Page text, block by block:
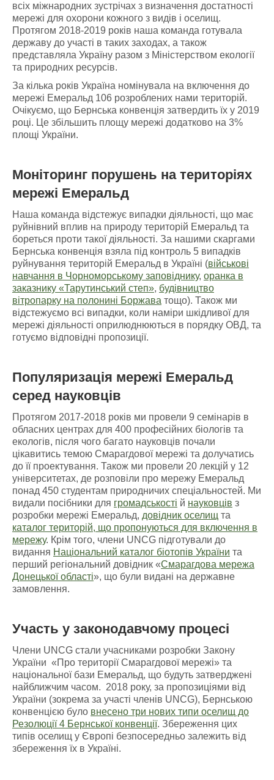
всіх міжнародних зустрічах з визначення достатності
мережі для охорони кожного з видів і оселищ.
Протягом 2018-2019 років наша команда готувала
державу до участі в таких заходах, а також
представляла Україну разом з Міністерством екології
та природних ресурсів.
За кілька років Україна номінувала на включення до
мережі Емеральд 106 розроблених нами територій.
Очікуємо, що Бернська конвенція затвердить їх у 2019
році. Це збільшить площу мережі додатково на 3%
площі України.
Моніторинг порушень натериторіях
мережі Емеральд
Наша команда відстежує випадки діяльності, що має
руйнівний вплив на природу територій Емеральд та
бореться проти такої діяльності. За нашими скаргами
Бернська конвенція взяла під контроль 5 випадків
руйнування територій Емеральд в Україні (військові
навчання в Чорноморському заповіднику, оранка в
заказнику «Тарутинський степ», будівництво
вітропарку на полонині Боржава тощо). Також ми
відстежуємо всі випадки, коли наміри шкідливої для
мережі діяльності оприлюднюються в порядку ОВД, та
готуємо відповідні пропозиції.
Популяризація мережі Емеральд
серед науковців
Протягом 2017-2018 років ми провели 9 семінарів в
обласних центрах для 400 професійних біологів та
екологів, після чого багато науковців почали
цікавитись темою Смарагдової мережі та долучатись
до її проектування. Також ми провели 20 лекцій у 12
університетах, де розповіли про мережу Емеральд
понад 450 студентам природничих спеціальностей. Ми
видали посібники для громадськості й науковців з
розробки мережі Емеральд, довідник оселищ та
каталог територій, що пропонуються для включення в
мережу. Крім того, члени UNCG підготували до
видання Національний каталог біотопів України та
перший регіональний довідник «Смарагдова мережа
Донецької області», що були видані на державне
замовлення.
Участь у законодавчому процесі
Члени UNCG стали учасниками розробки Закону
України «Про території Смарагдової мережі» та
національної бази Емеральд, що будуть затверджені
найближчим часом. 2018 року, за пропозиціями від
України (зокрема за участі членів UNCG), Бернською
конвенцією було внесено три нових типи оселищ до
Резолюції 4 Бернської конвенції. Збереження цих
типів оселищ у Європі безпосередньо залежить від
збереження їх в Україні.